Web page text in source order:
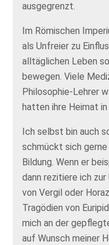
ausgegrenzt.
Im Römischen
als Unfreier zu
alltäglichen Leben
bewegen. Viele
Philosophie-Lehrer
hatten ihre Heimat in
Ich selbst bin auch
schmückt sich
Bildung. Wenn er
dann rezitiere ich
von Vergil oder
Tragödien von
mich an der
auf Wunsch meiner